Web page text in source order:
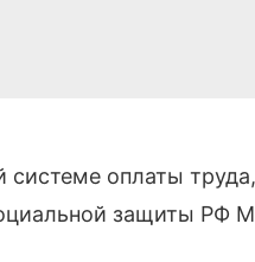
системе оплаты
защиты РФ